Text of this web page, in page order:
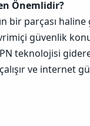
B
a
l
a
n
t
Önemlidir?
bir parçası
güvenlik
teknolojisi
ve internet